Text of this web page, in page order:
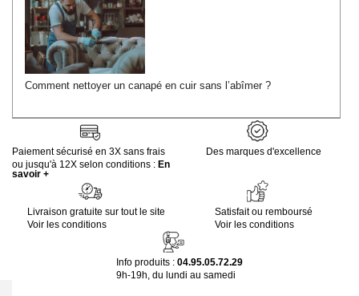
Comment nettoyer un canapé en cuir sans l’abîmer ?
Paiement sécurisé en 3X sans frais
ou jusqu'à 12X selon conditions : En
savoir +
Des marques d'excellence
Livraison gratuite sur tout le site
Voir les conditions
Satisfait ou remboursé
Voir les conditions
Info produits : 04.95.05.72.29
9h-19h, du lundi au samedi